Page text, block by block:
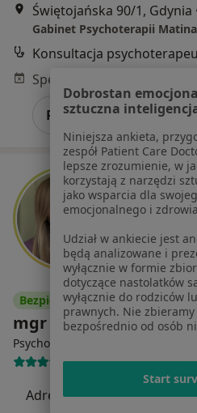
Świętojańska 90/1, Gdynia
Gabinet Psychoterapii
Konsultacja
Poproś o wizytę
Bezpieczne płatności
mgr Natalia Sadownik
Psychoterapeuta, Psycholog
48 opinii
Adres Online
Dobrostan
sztuczna
Niniejsza ankieta,
zespół Patient Care
lepsze zrozumienie, w
korzystają z narzędzi
jako wsparcia dla
emocjonalnego i
Udział w ankiecie jest
będą analizowane i
wyłącznie w formie
dotyczące nastolatków
wyłącznie do rodziców
prawnych. Nie
bezpośrednio od osób
Start